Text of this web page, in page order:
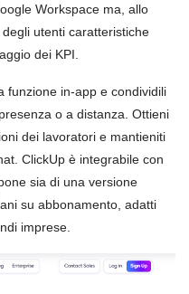
Workspace ma, allo
utenti caratteristiche
dei KPI.
funzione in-app e condividili
o a distanza. Ottieni
dei lavoratori e mantieniti
ClickUp è integrabile con
sia di una versione
su abbonamento, adatti
imprese.